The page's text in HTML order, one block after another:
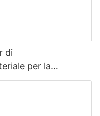
di
per la
e dello stress -